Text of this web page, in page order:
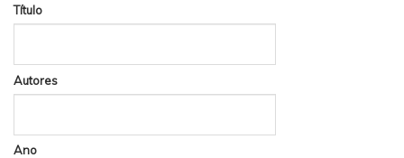
Título
Autores
Ano